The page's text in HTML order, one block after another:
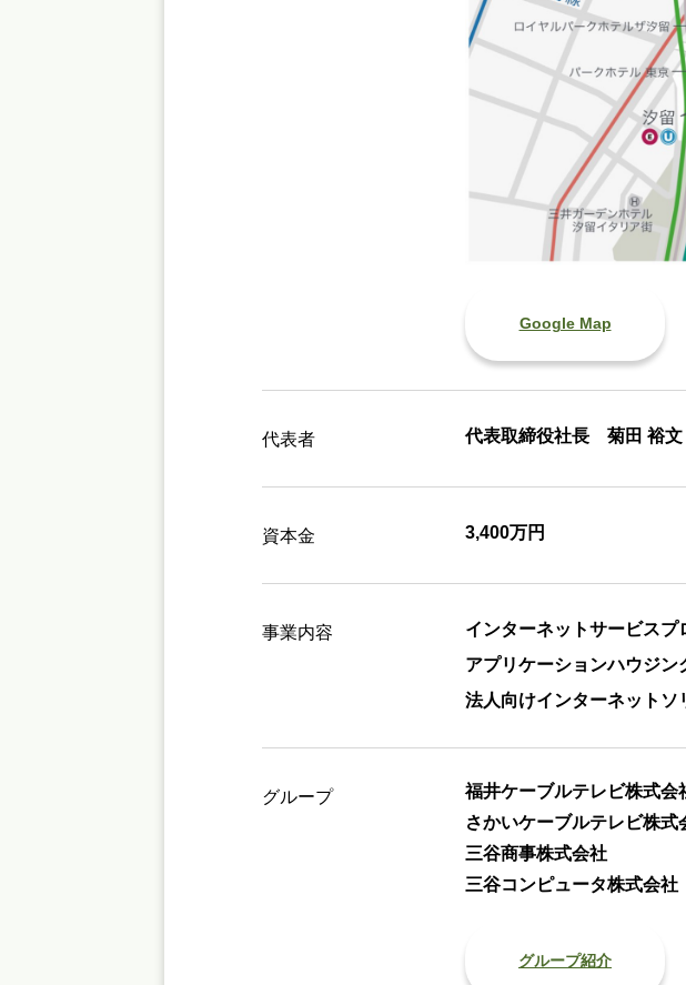
Google Map
代表者 代表取締役社長 菊田 裕文
資本金 3,400万円
事業内容
インターネットサービスプ
アプリケーションハウジン
法人向けインターネットソ
グループ
福井ケーブルテレビ株式会
さかいケーブルテレビ株式
三谷商事株式会社
三谷コンピュータ株式会社
グループ紹介